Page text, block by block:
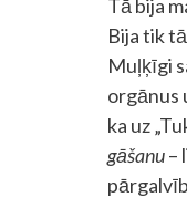
Tā bija
Bija tik
Muļķīgi
orgānus
ka uz
gāšanu–